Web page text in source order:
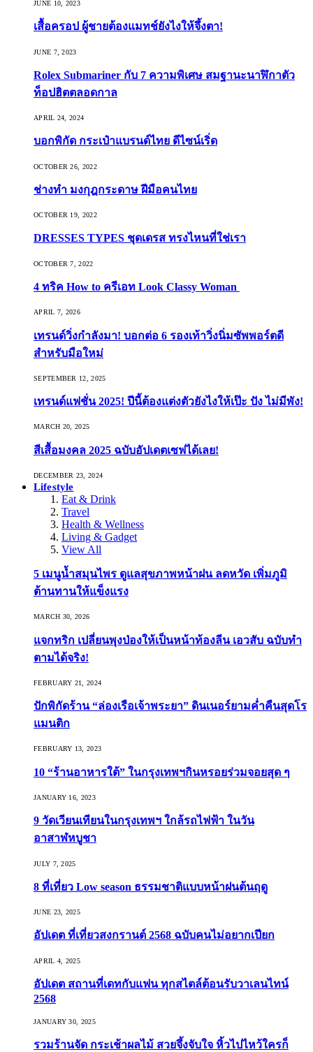
JUNE 10, 2023
เสื้อครอป ผู้ชายต้องแมทช์ยังไงให้จึ้งตา!
JUNE 7, 2023
Rolex Submariner กับ 7 ความพิเศษ สมฐานะนาฬิกาตัว
ท็อปฮิตตลอดกาล
APRIL 24, 2024
บอกพิกัด กระเป๋าแบรนด์ไทย ดีไซน์เริ่ด
OCTOBER 26, 2022
ช่างทำ มงกุฎกระดาษ ฝีมือคนไทย
OCTOBER 19, 2022
DRESSES TYPES ชุดเดรส ทรงไหนที่ใช่เรา
OCTOBER 7, 2022
4 ทริค How to ครีเอท Look Classy Woman
APRIL 7, 2026
เทรนด์วิ่งกำลังมา! บอกต่อ 6 รองเท้าวิ่งนิ่มซัพพอร์ตดี
สำหรับมือใหม่
SEPTEMBER 12, 2025
เทรนด์แฟชั่น 2025! ปีนี้ต้องแต่งตัวยังไงให้เป๊ะ ปัง ไม่มีพัง!
MARCH 20, 2025
สีเสื้อมงคล 2025 ฉบับอัปเดตเซฟได้เลย!
DECEMBER 23, 2024
Lifestyle
Eat & Drink
Travel
Health & Wellness
Living & Gadget
View All
5 เมนูน้ำสมุนไพร ดูแลสุขภาพหน้าฝน ลดหวัด เพิ่มภูมิ
ต้านทานให้แข็งแรง
MARCH 30, 2026
แจกทริก เปลี่ยนพุงป่องให้เป็นหน้าท้องลีน เอวสับ ฉบับทำ
ตามได้จริง!
FEBRUARY 21, 2024
ปักพิกัดร้าน “ล่องเรือเจ้าพระยา” ดินเนอร์ยามค่ำคืนสุดโร
แมนติก
FEBRUARY 13, 2023
10 “ร้านอาหารใต้” ในกรุงเทพฯกินหรอยร่วมจอยสุด ๆ
JANUARY 16, 2023
9 วัดเวียนเทียนในกรุงเทพฯ ใกล้รถไฟฟ้า ในวัน
อาสาฬหบูชา
JULY 7, 2025
8 ที่เที่ยว Low season ธรรมชาติแบบหน้าฝนต้นฤดู️
JUNE 23, 2025
อัปเดต ที่เที่ยวสงกรานต์ 2568 ฉบับคนไม่อยากเปียก
APRIL 4, 2025
อัปเดต สถานที่เดทกับแฟน ทุกสไตล์ต้อนรับวาเลนไทน์
2568
JANUARY 30, 2025
รวมร้านจัด กระเช้าผลไม้ สวยจึ้งจับใจ หิ้วไปไหว้ใครก็